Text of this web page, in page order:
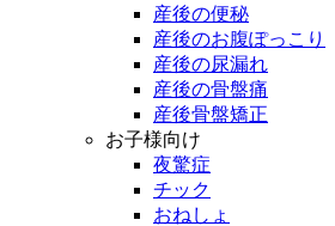
産後の便秘
産後のお腹ぽっこり
産後の尿漏れ
産後の骨盤痛
産後骨盤矯正
お子様向け
夜驚症
チック
おねしょ